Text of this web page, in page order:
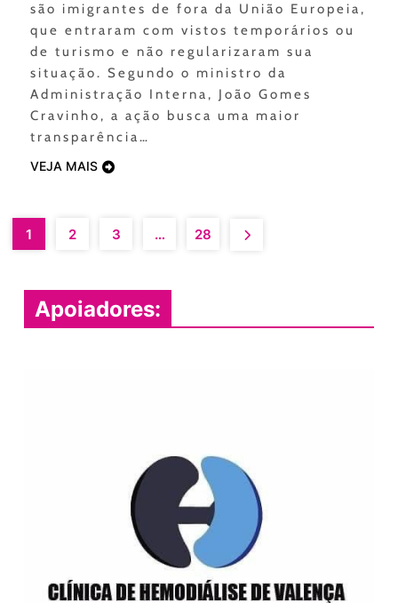
Apoiadores:
são imigrantes de fora da União Europeia,
que entraram com vistos temporários ou
de turismo e não regularizaram sua
situação. Segundo o ministro da
Administração Interna, João Gomes
Cravinho, a ação busca uma maior
transparência…
VEJA MAIS
1 2 3 … 28